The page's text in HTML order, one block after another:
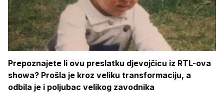
Prepoznajete li ovu preslatku djevojčicu iz RTL-ova
showa? Prošla je kroz veliku transformaciju, a
odbila je i poljubac velikog zavodnika